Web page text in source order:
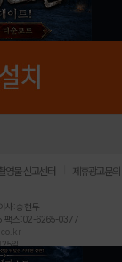
영물 신고센터 제휴광고문의
사:송현두
팩스:02-6265-0377
일
욱